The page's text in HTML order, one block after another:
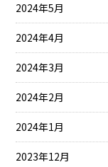
2024年5月
2024年4月
2024年3月
2024年2月
2024年1月
2023年12月